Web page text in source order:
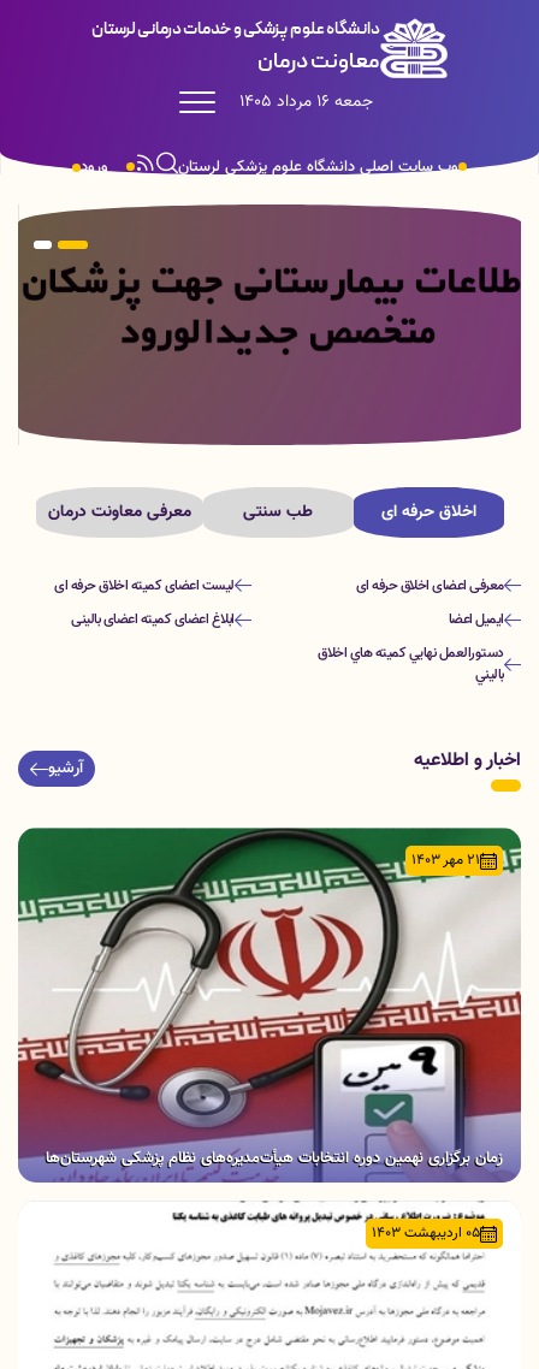
دانشگاه علوم پزشکی و خدمات درمانی لرستان
معاونت درمان
جمعه 16 مرداد 1405
ورود وب سایت اصلی دانشگاه علوم پزشکی لرستان
اخلاق حرفه ای طب سنتی معرفی معاونت درمان
معرفی اعضای اخلاق حرفه ای
لیست اعضای کمیته اخلاق حرفه ای
ایمیل اعضا
ابلاغ اعضای کمیته اعضای بالینی
دستورالعمل نهايي كميته هاي اخلاق
باليني
اخبار و اطلاعیه آرشیو
21 مهر 1403
زمان برگزاری نهمین دوره انتخابات هیأت‌مدیره‌های نظام پزشکی شهرستان‌ها
05 اردیبهشت 1403